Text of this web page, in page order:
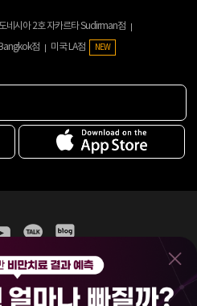
네시아 2호 자카르타 Sudirman점
점 미국 LA점 NEW
약관
홈페이지 이용약관
진료수가